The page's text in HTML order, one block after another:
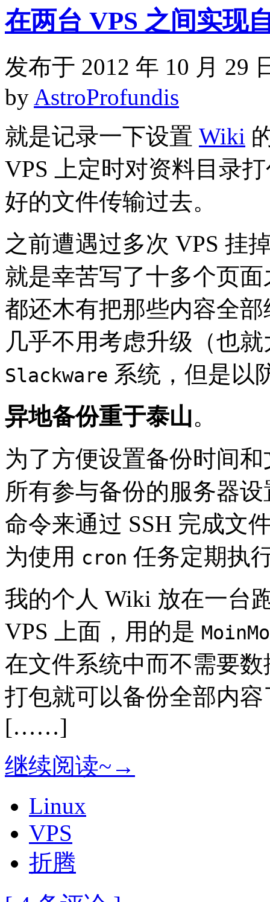
在两台 VPS 之间实现
发布于 2012 年 10 月 29
by AstroProfundis
就是记录一下设置 Wiki
VPS 上定时对资料目录
好的文件传输过去。
之前遭遇过多次 VPS 挂
就是幸苦写了十多个页
都还木有把那些内容全
几乎不用考虑升级（也
Slackware 系统，但是以
异地备份重于泰山。
为了方便设置备份时间
所有参与备份的服务器
命令来通过 SSH 完成文
为使用 cron 任务定期执
我的个人 Wiki 放在一台
VPS 上面，用的是
在文件系统中而不需要
打包就可以备份全部内容
[……]
继续阅读~→
Linux
VPS
折腾